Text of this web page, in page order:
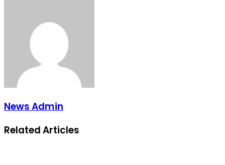
News Admin
Related Articles